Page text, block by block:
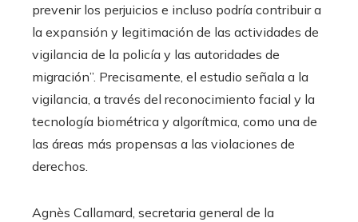
prevenir los perjuicios e incluso podría contribuir a
la expansión y legitimación de las actividades de
vigilancia de la policía y las autoridades de
migración”. Precisamente, el estudio señala a la
vigilancia, a través del reconocimiento facial y la
tecnología biométrica y algorítmica, como una de
las áreas más propensas a las violaciones de
derechos.
Agnès Callamard, secretaria general de la